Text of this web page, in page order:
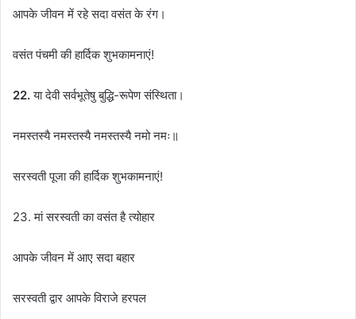
आपके जीवन में रहे सदा वसंत के रंग।
वसंत पंचमी की हार्दिक शुभकामनाएं!
22.या देवी सर्वभूतेषु बुद्धि-रूपेण संस्थिता।
नमस्तस्यै नमस्तस्यै नमस्तस्यै नमो नमः॥
सरस्वती पूजा की हार्दिक शुभकामनाएं!
23. मां सरस्वती का वसंत है त्योहार
आपके जीवन में आए सदा बहार
सरस्वती द्वार आपके विराजे हरपल